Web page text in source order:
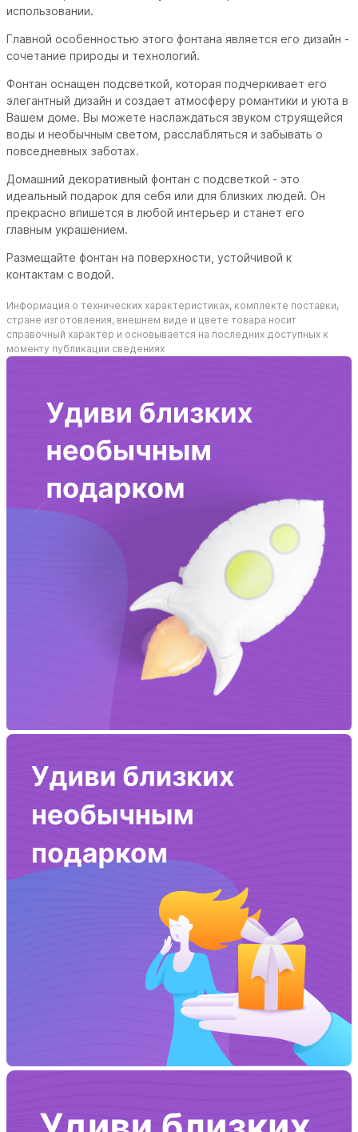
использовании.
Главной особенностью этого фонтана является его дизайн -
сочетание природы и технологий.
Фонтан оснащен подсветкой, которая подчеркивает его
элегантный дизайн и создает атмосферу романтики и уюта в
Вашем доме. Вы можете наслаждаться звуком струящейся
воды и необычным светом, расслабляться и забывать о
повседневных заботах.
Домашний декоративный фонтан с подсветкой - это
идеальный подарок для себя или для близких людей. Он
прекрасно впишется в любой интерьер и станет его
главным украшением.
Размещайте фонтан на поверхности, устойчивой к
контактам с водой.
Информация о технических характеристиках, комплекте поставки,
стране изготовления, внешнем виде и цвете товара носит
справочный характер и основывается на последних доступных к
моменту публикации сведениях